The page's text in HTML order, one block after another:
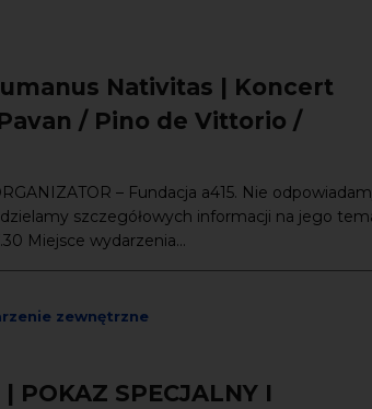
Nativitas | Koncert
/ Pino de Vittorio /
– Fundacja a415. Nie
szczegółowych informacji na jego
Miejsce wydarzenia...
zewnętrzne
SPECJALNY I